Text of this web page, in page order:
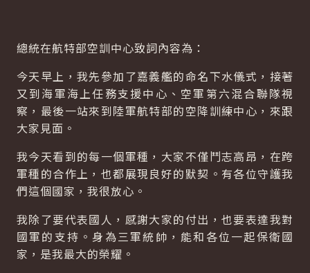
總統在航特部空訓中心致詞內容為：
今天早上，我先參加了嘉義艦的命名下水儀式，接著
又到海軍海上任務支援中心、空軍第六混合聯隊視
察，最後一站來到陸軍航特部的空降訓練中心，來跟
大家見面。
我今天看到的每一個軍種，大家不僅鬥志高昂，在跨
軍種的合作上，也都展現良好的默契。有各位守護我
們這個國家，我很放心。
我除了要代表國人，感謝大家的付出，也要表達我對
國軍的支持。身為三軍統帥，能和各位一起保衛國
家，是我最大的榮耀。